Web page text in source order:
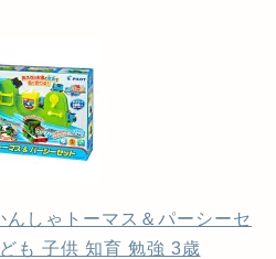
しゃトーマス＆パーシーセ
も 子供 知育 勉強 3歳